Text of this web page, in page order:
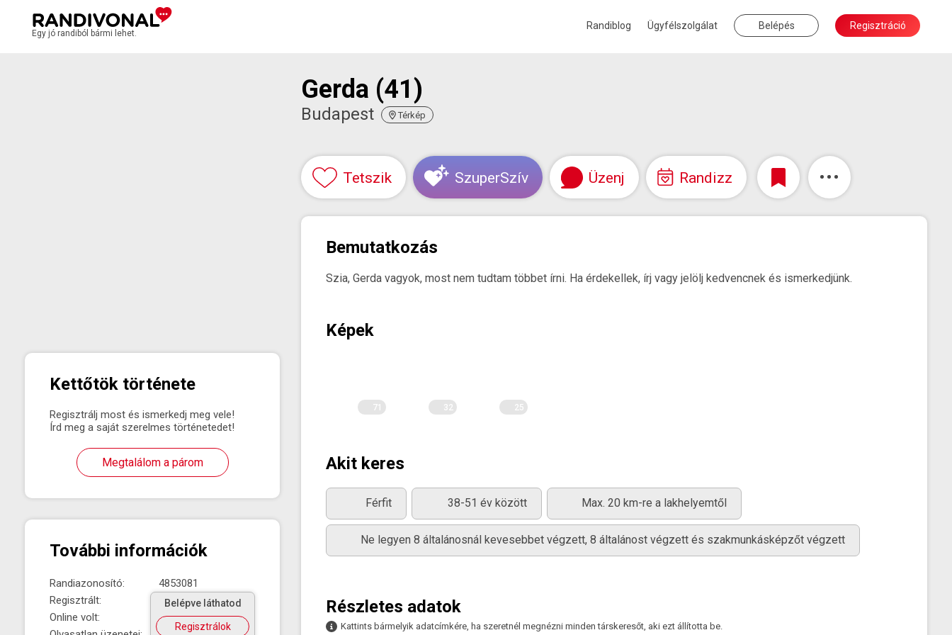
Egy jó randiból bármi lehet.
Randiblog Ügyfélszolgálat Belépés Regisztráció
Kettőtök története
Regisztrálj most és ismerkedj meg vele!
Írd meg a saját szerelmes történetedet!
Megtalálom a párom
További információk
Randiazonosító:
4853081
Regisztrált:
Online volt:
Belépve láthatod
Regisztrálok
Gerda (41)
Budapest Térkép
Tetszik SzuperSzív Üzenj Randizz
Bemutatkozás
Szia, Gerda vagyok, most nem tudtam többet írni. Ha érdekellek, írj vagy jelölj kedvencnek és ismerkedjünk.
Képek
71 32 25
Akit keres
Férfit 38-51 év között Max. 20 km-re a lakhelyemtől
Ne legyen 8 általánosnál kevesebbet végzett, 8 általánost végzett és szakmunkásképzőt végzett
Részletes adatok
Kattints bármelyik adatcímkére, ha szeretnél megnézni minden társkeresőt, aki ezt állította be.